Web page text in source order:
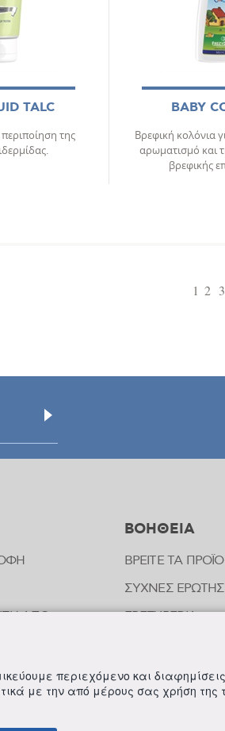
TALC
της
BABY
Βρεφική κολόνια
αρωματισμό και
βρεφικής
1 2 3
ΑΠΟ
ΒΟΗΘΕΙΑ
ΒΡΕΙΤΕ ΤΑ
ΣΥΧΝΕΣ
FREZYPEDIA
περιεχόμενο και
με την από μέρους σας χρήση